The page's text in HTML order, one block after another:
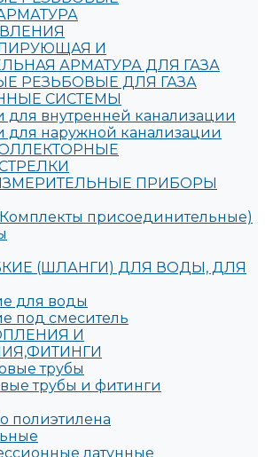
И
АРМАТУРА ДЛЯ ГАЗА
РЕЗЬБОВЫЕ ДЛЯ ГАЗА
СИСТЕМЫ
для внутренней канализации
для наружной канализации
ПРИБОРЫ
присоединительные)
(ШЛАНГИ) ДЛЯ ВОДЫ, ДЛЯ
для воды
под смеситель
И
трубы
трубы и фитинги
полиэтилена
латунные